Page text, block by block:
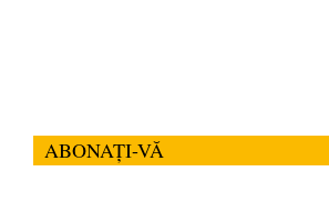
ABONAȚI-VĂ